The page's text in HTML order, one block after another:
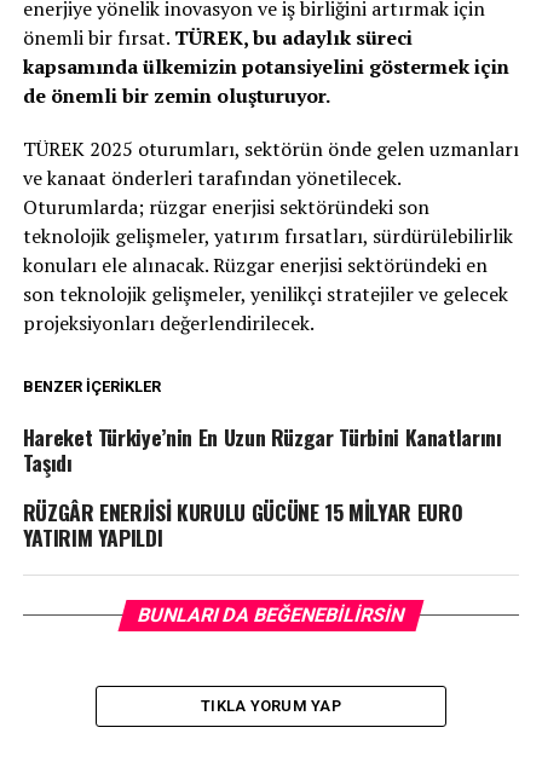
enerjiye yönelik inovasyon ve iş birliğini artırmak için
önemli bir fırsat. TÜREK, bu adaylık süreci
kapsamında ülkemizin potansiyelini göstermek için
de önemli bir zemin oluşturuyor.
TÜREK 2025 oturumları, sektörün önde gelen uzmanları
ve kanaat önderleri tarafından yönetilecek.
Oturumlarda; rüzgar enerjisi sektöründeki son
teknolojik gelişmeler, yatırım fırsatları, sürdürülebilirlik
konuları ele alınacak. Rüzgar enerjisi sektöründeki en
son teknolojik gelişmeler, yenilikçi stratejiler ve gelecek
projeksiyonları değerlendirilecek.
BENZER İÇERIKLER
Hareket Türkiye’nin En Uzun Rüzgar Türbini Kanatlarını
Taşıdı
RÜZGÂR ENERJİSİ KURULU GÜCÜNE 15 MİLYAR EURO
YATIRIM YAPILDI
BUNLARI DA BEĞENEBILIRSIN
TIKLA YORUM YAP